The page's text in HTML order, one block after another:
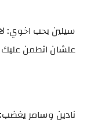
سيلين بحب اخوي:
علشان اتطمن
نادين وسامر